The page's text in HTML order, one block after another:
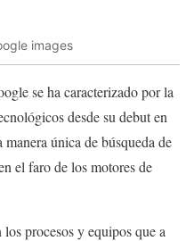
images
se ha caracterizado por la
desde su debut en
única de búsqueda de
el faro de los motores de
procesos y equipos que a